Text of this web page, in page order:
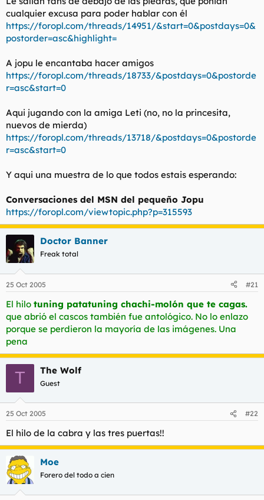
cualquier excusa para poder hablar con él
https://foropl.com/threads/14951/&start=0&postdays=0&
postorder=asc&highlight=
A jopu le encantaba hacer amigos
https://foropl.com/threads/18733/&postdays=0&postorde
r=asc&start=0
Aqui jugando con la amiga Leti (no, no la princesita,
nuevos de mierda)
https://foropl.com/threads/13718/&postdays=0&postorde
r=asc&start=0
Y aqui una muestra de lo que todos estais esperando:
Conversaciones del MSN del pequeño Jopu
https://foropl.com/viewtopic.php?p=315593
Doctor Banner
Freak total
25 Oct 2005 #21
El hilo tuning patatuning chachi-molón que te cagas.
que abrió el cascos también fue antológico. No lo enlazo
porque se perdieron la mayoría de las imágenes. Una
pena
T The Wolf
Guest
25 Oct 2005 #22
El hilo de la cabra y las tres puertas!!
Moe
Forero del todo a cien